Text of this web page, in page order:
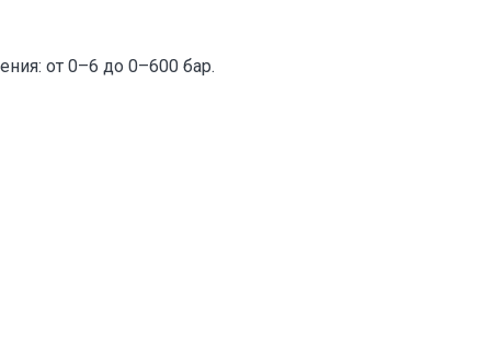
от 0–6 до 0–600 бар.